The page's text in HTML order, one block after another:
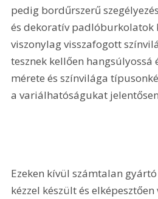
pedig bordűrszerű
és dekoratív padlóburkolatok
viszonylag visszafogott
tesznek kellően hangsúlyossá
mérete és színvilága
a variálhatóságukat
Ezeken kívül számtalan
kézzel készült és